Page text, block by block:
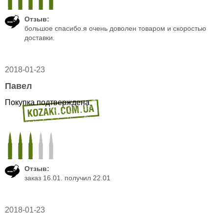
Отзыв:
большое спасибо.я очень доволен товаром и скоростью
доставки.
2018-01-23
Павел
Покупка подтверждена
Отзыв:
заказ 16.01. получил 22.01
2018-01-23